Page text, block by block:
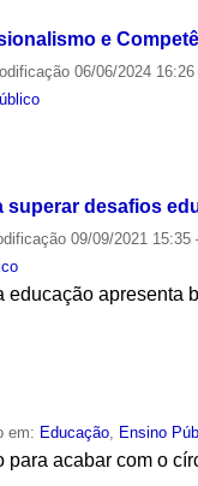
e
06/06/2024
desafios
09/09/2021 15:35
apresenta
em: Educação, Ensino
acabar com o